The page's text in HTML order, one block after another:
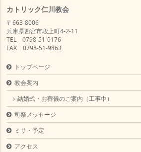
カトリック仁川教会
〒663-8006
兵庫県西宮市段上町4-2-11
TEL 0798-51-0176
FAX 0798-51-9863
トップページ
教会案内
結婚式・お葬儀のご案内（工事中）
司祭メッセージ
ミサ・予定
アクセス